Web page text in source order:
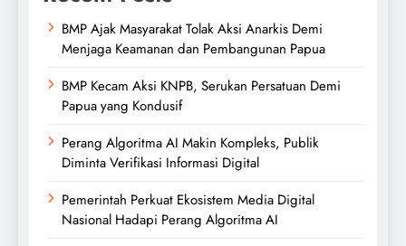
BMP Ajak Masyarakat Tolak Aksi Anarkis Demi
Menjaga Keamanan dan Pembangunan Papua
BMP Kecam Aksi KNPB, Serukan Persatuan Demi
Papua yang Kondusif
Perang Algoritma AI Makin Kompleks, Publik
Diminta Verifikasi Informasi Digital
Pemerintah Perkuat Ekosistem Media Digital
Nasional Hadapi Perang Algoritma AI